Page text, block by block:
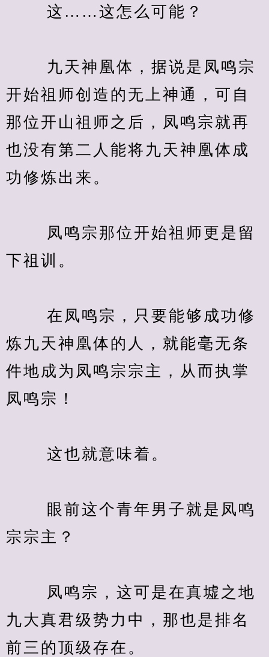
这……这怎么可能？
九天神凰体，据说是凤鸣宗
开始祖师创造的无上神通，可自
那位开山祖师之后，凤鸣宗就再
也没有第二人能将九天神凰体成
功修炼出来。
凤鸣宗那位开始祖师更是留
下祖训。
在凤鸣宗，只要能够成功修
炼九天神凰体的人，就能毫无条
件地成为凤鸣宗宗主，从而执掌
凤鸣宗！
这也就意味着。
眼前这个青年男子就是凤鸣
宗宗主？
凤鸣宗，这可是在真墟之地
九大真君级势力中，那也是排名
前三的顶级存在。